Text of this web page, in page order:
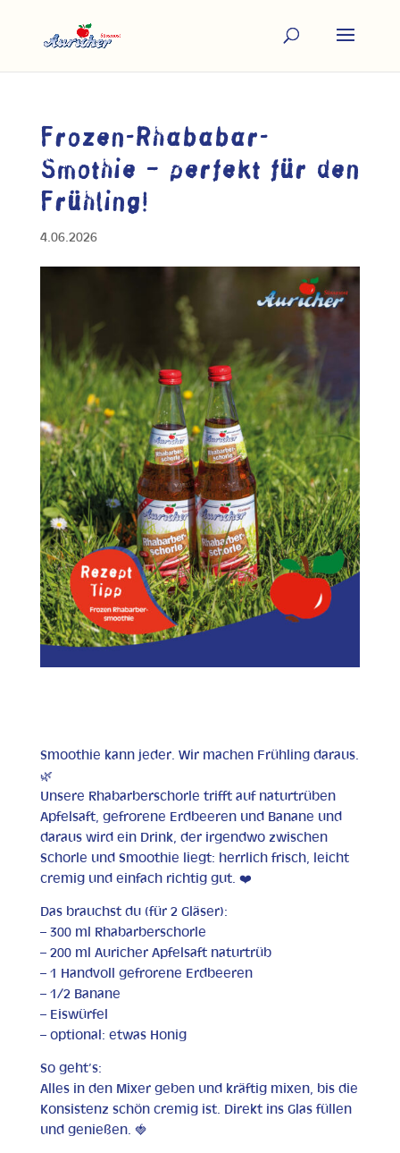
Frozen-Rhababar-
Smothie – perfekt für den
Frühling!
4.06.2026
Smoothie kann jeder. Wir machen Frühling daraus.
🌿
Unsere Rhabarberschorle trifft auf naturtrüben
Apfelsaft, gefrorene Erdbeeren und Banane und
daraus wird ein Drink, der irgendwo zwischen
Schorle und Smoothie liegt: herrlich frisch, leicht
cremig und einfach richtig gut. ❤️
Das brauchst du (für 2 Gläser):
– 300 ml Rhabarberschorle
– 200 ml Auricher Apfelsaft naturtrüb
– 1 Handvoll gefrorene Erdbeeren
– 1/2 Banane
– Eiswürfel
– optional: etwas Honig
So geht’s:
Alles in den Mixer geben und kräftig mixen, bis die
Konsistenz schön cremig ist. Direkt ins Glas füllen
und genießen. 🍓